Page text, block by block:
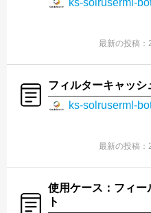
ks-solruserml-
最新の投稿
フィルターキャッ
ks-solruserml-
最新の投稿
使用ケース：フィー
ト